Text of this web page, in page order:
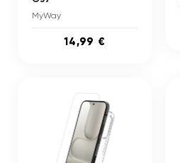
MyWay
14,99 €